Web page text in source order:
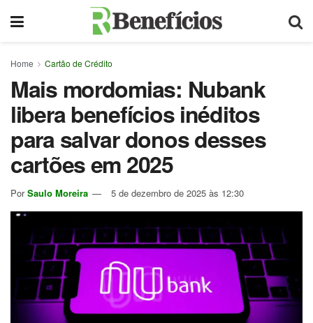
Home Cartão de Crédito
Mais mordomias: Nubank
libera benefícios inéditos
para salvar donos desses
cartões em 2025
Por Saulo Moreira 5 de dezembro de 2025 às 12:30